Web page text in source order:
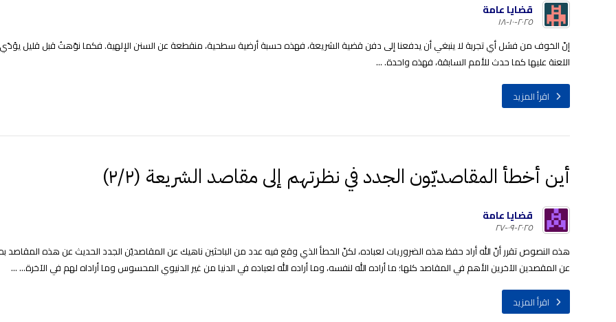
قضايا عامة
٢٠٢٥-١٠-١٨
إنّ الخوف من فشل أي تجربة لا ينبغي أن يدفعنا إلى دفن قضية الشريعة، فهذه حسبة أرضية سطحية، منقطعة عن السنن الإلهية. فكما نوّهتُ قبل قليل
اللعنة عليها كما حدث للأمم السابقة، فهذه واحدة. ...
اقرأ المزيد
أين أخطأ المقاصديّون الجدد في نظرتهم إلى مقاصد الشريعة (٢/٢)
قضايا عامة
٢٠٢٥-٠٩-٢٧
هذه النصوص تقرر أنّ الله أراد حفظ هذه الضروريات لعباده، لكنّ الخطأ الذي وقع فيه عدد من الباحثين ناهيك عن المقاصديّن الجدد الحديث عن هذه المقاصد
عن المقصدين الآخرين الأهم في المقاصد كلها؛ ما أراده الله لنفسه، وما أراده الله لعباده في الدنيا من غير الدنيوي المحسوس وما أراداه لهم في الآخرة... ...
اقرأ المزيد